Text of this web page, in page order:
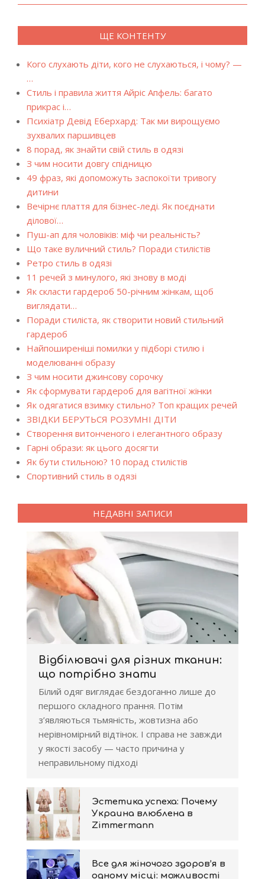
ЩЕ КОНТЕНТУ
Кого слухають діти, кого не слухаються, і чому? —
…
Стиль і правила життя Айріс Апфель: багато
прикрас і…
Психіатр Девід Еберхард: Так ми вирощуємо
зухвалих паршивцев
8 порад, як знайти свій стиль в одязі
З чим носити довгу спідницю
49 фраз, які допоможуть заспокоїти тривогу
дитини
Вечірнє плаття для бізнес-леді. Як поєднати
ділової…
Пуш-ап для чоловіків: міф чи реальність?
Що таке вуличний стиль? Поради стилістів
Ретро стиль в одязі
11 речей з минулого, які знову в моді
Як скласти гардероб 50-річним жінкам, щоб
виглядати…
Поради стиліста, як створити новий стильний
гардероб
Найпоширеніші помилки у підборі стилю і
моделюванні образу
З чим носити джинсову сорочку
Як сформувати гардероб для вагітної жінки
Як одягатися взимку стильно? Топ кращих речей
ЗВІДКИ БЕРУТЬСЯ РОЗУМНІ ДІТИ
Створення витонченого і елегантного образу
Гарні образи: як цього досягти
Як бути стильною? 10 порад стилістів
Спортивний стиль в одязі
НЕДАВНІ ЗАПИСИ
Відбілювачі для різних тканин:
що потрібно знати
Білий одяг виглядає бездоганно лише до
першого складного прання. Потім
з’являються тьмяність, жовтизна або
нерівномірний відтінок. І справа не завжди
у якості засобу — часто причина у
неправильному підході
Эстетика успеха: Почему
Украина влюблена в
Zimmermann
Все для жіночого здоров’я в
одному місці: можливості